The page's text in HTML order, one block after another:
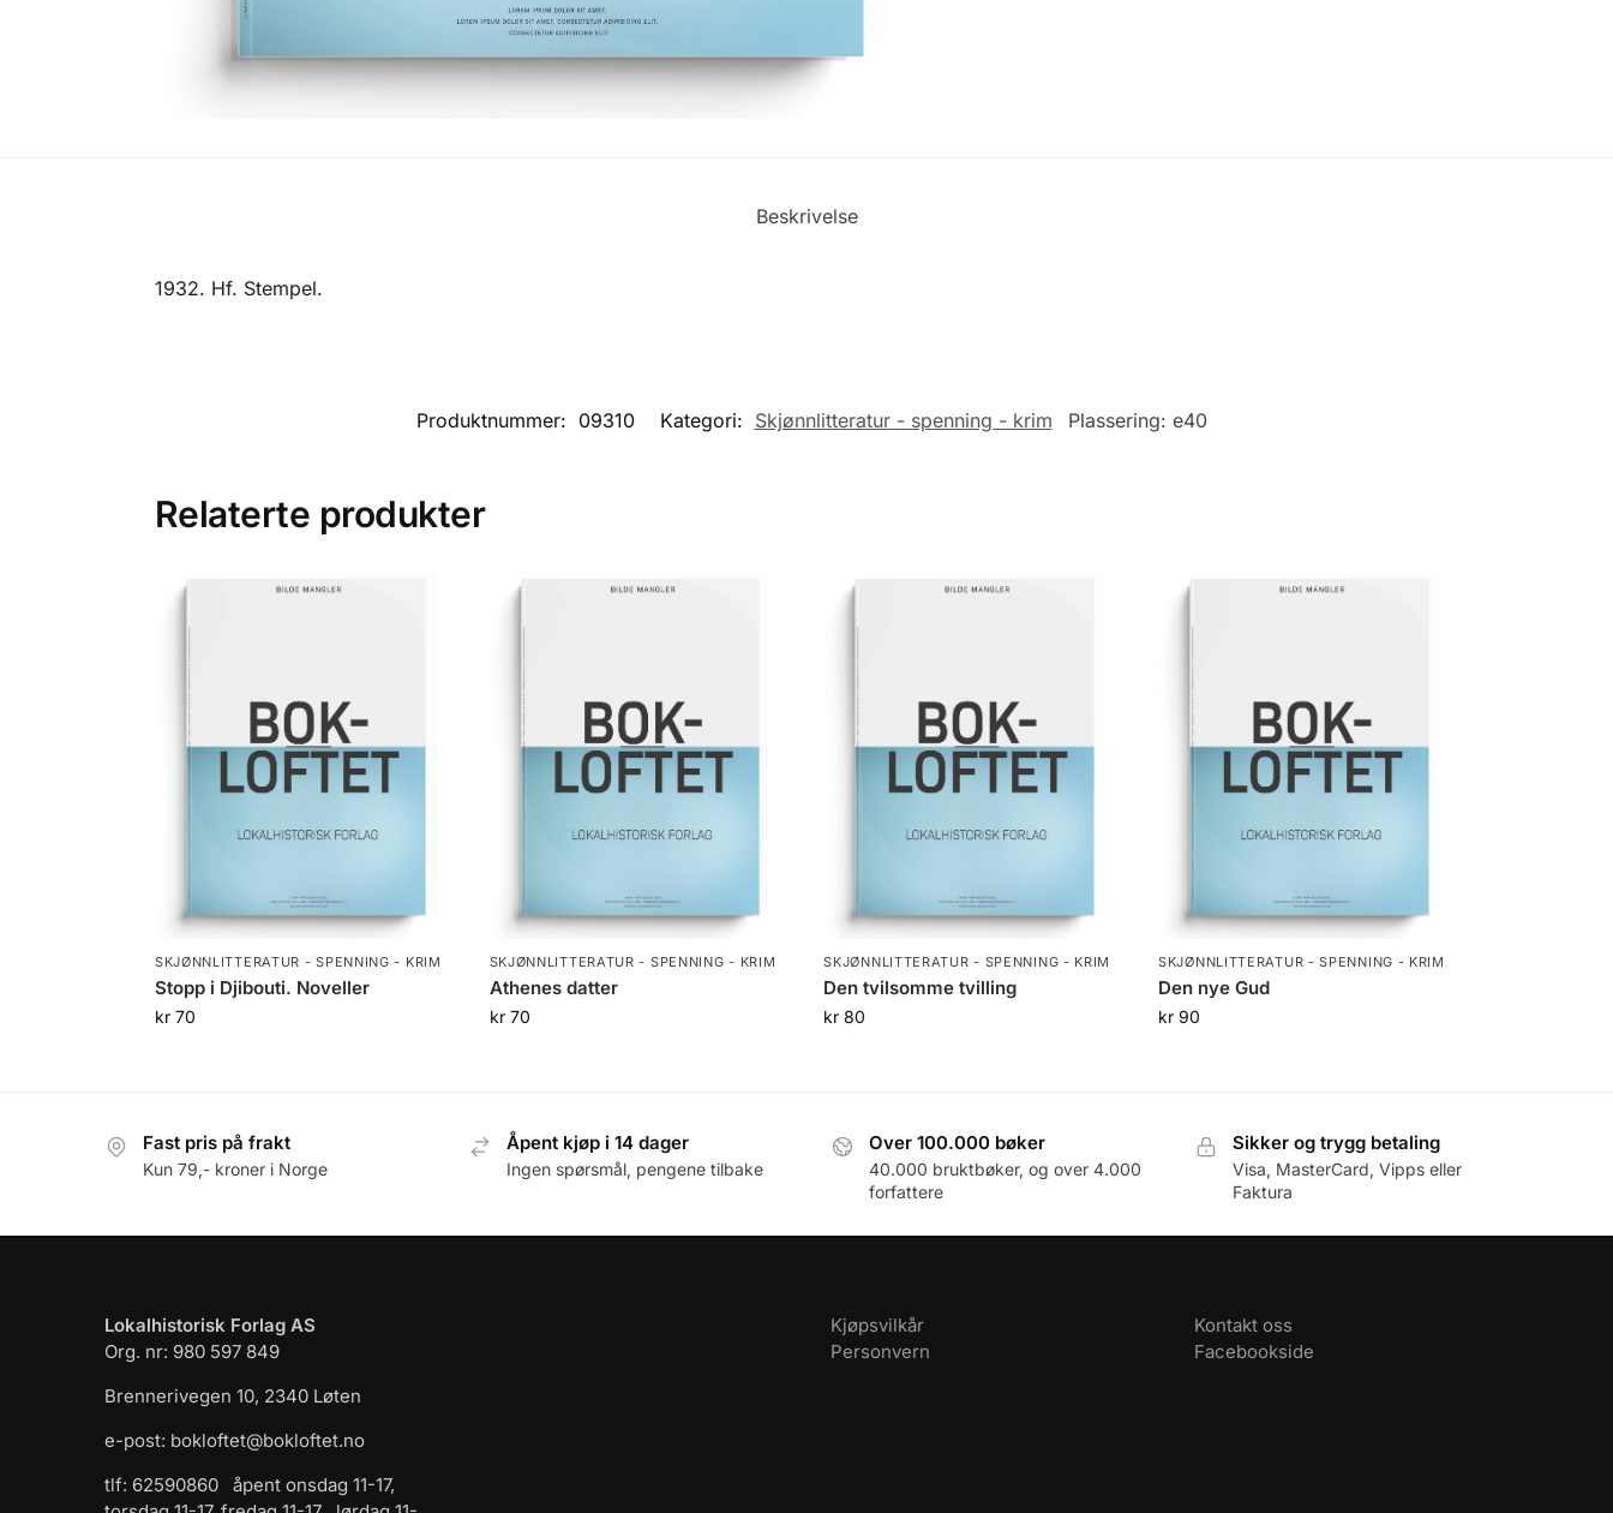
Beskrivelse
1932. Hf. Stempel.
Produktnummer: 09310 Kategori: Skjønnlitteratur - spenning - krim Plassering: e40
Relaterte produkter
SKJØNNLITTERATUR - SPENNING - KRIM
Stopp i Djibouti. Noveller
kr70
SKJØNNLITTERATUR - SPENNING - KRIM
Athenes datter
kr70
SKJØNNLITTERATUR - SPENNING - KRIM
Den tvilsomme tvilling
kr 80
SKJØNNLITTERATUR - SPENNING - KRIM
Den nye Gud
kr 90
Fast pris på frakt
Kun 79,- kroner i Norge
Åpent kjøp i 14 dager
Ingen spørsmål, pengene tilbake
Over 100.000 bøker
40.000 bruktbøker, og over 4.000
forfattere
Sikker og trygg betaling
Visa, MasterCard, Vipps eller
Faktura
Lokalhistorisk Forlag AS
Org. nr: 980 597 849
Brennerivegen 10, 2340 Løten
e-post: bokloftet@bokloftet.no
tlf: 62590860 åpent onsdag 11-17,
Kjøpsvilkår
Personvern
Kontakt oss
Facebookside